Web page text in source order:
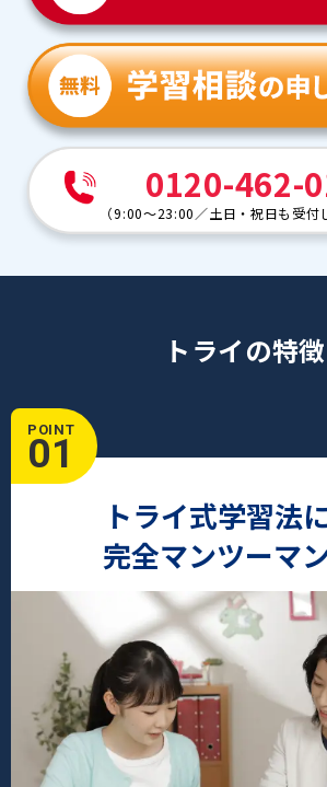
0120-462-
（9:00～23:00 ／土日・祝日も受付
トライの特徴
POINT
01
トライ式学習法
完全マンツーマ